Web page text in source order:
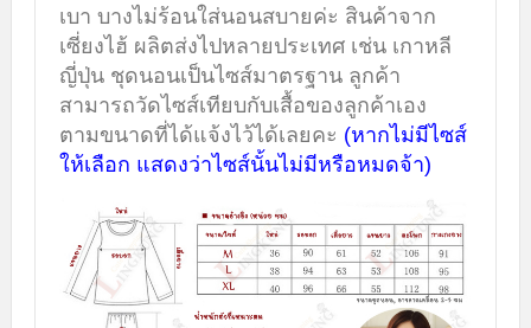
เบา บางไม่ร้อนใส่นอนสบายค่ะ สินค้าจาก
เซี่ยงไฮ้ ผลิตส่งไปหลายประเทศ เช่น เกาหลี
ญี่ปุ่น ชุดนอนเป็นไซส์มาตรฐาน ลูกค้า
สามารถวัดไซส์เทียบกับเสื้อของลูกค้าเอง
ตามขนาดที่ได้แจ้งไว้ได้เลยคะ (หากไม่มีไซส์
ให้เลือก แสดงว่าไซส์นั้นไม่มีหรือหมดจ้า)